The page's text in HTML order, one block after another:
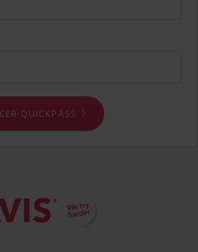
QUICKPASS